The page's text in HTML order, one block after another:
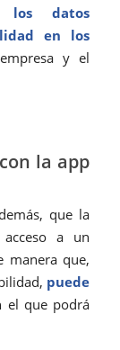
los datos
en los
y el
la app
que la
a un
manera que,
puede
que podrá